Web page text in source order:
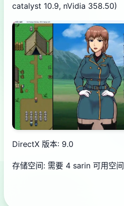
catalyst 10.9, nVidia 358.50)
DirectX 版本: 9.0
存储空间: 需要 4 sarin 可用空间